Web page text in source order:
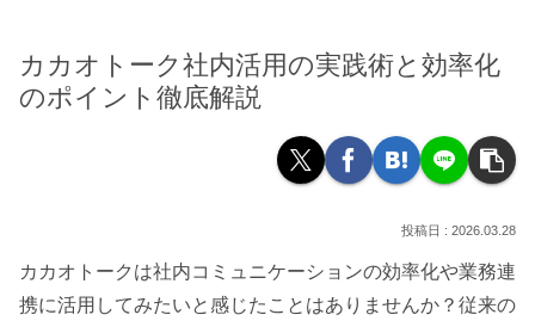
カカオトーク社内活用の実践術と効率化
のポイント徹底解説
2026.03.28
カカオトークは社内コミュニケーションの効率化や業務連
携に活用してみたいと感じたことはありませんか？従来の